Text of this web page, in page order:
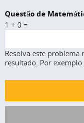
Questão de
1 + 0 =
Resolva este
resultado. Por